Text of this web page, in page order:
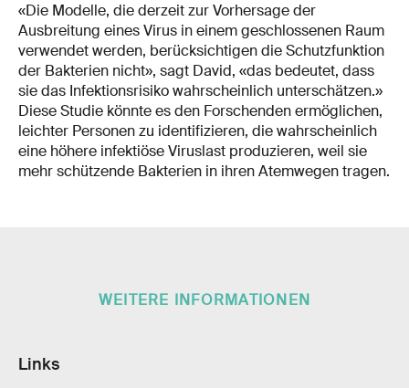
«Die Modelle, die derzeit zur Vorhersage der
Ausbreitung eines Virus in einem geschlossenen Raum
verwendet werden, berücksichtigen die Schutzfunktion
der Bakterien nicht», sagt David, «das bedeutet, dass
sie das Infektionsrisiko wahrscheinlich unterschätzen.»
Diese Studie könnte es den Forschenden ermöglichen,
leichter Personen zu identifizieren, die wahrscheinlich
eine höhere infektiöse Viruslast produzieren, weil sie
mehr schützende Bakterien in ihren Atemwegen tragen.
WEITERE INFORMATIONEN
Links